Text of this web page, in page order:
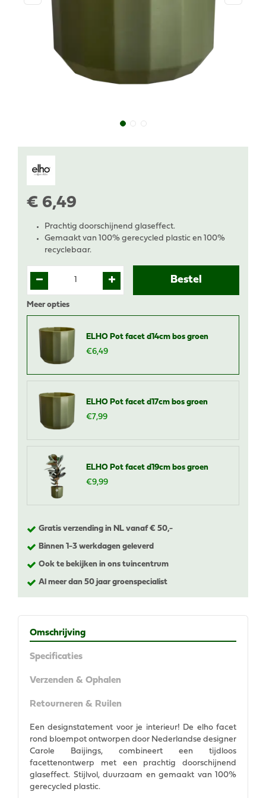
€ 6,49
Prachtig doorschijnend glaseffect.
Gemaakt van 100% gerecycled plastic en 100%
recyclebaar.
Meer opties
ELHO Pot facet d14cm bos groen
€6,49
ELHO Pot facet d17cm bos groen
€7,99
ELHO Pot facet d19cm bos groen
€9,99
Gratis verzending in NL vanaf € 50,-
Binnen 1-3 werkdagen geleverd
Ook te bekijken in ons tuincentrum
Al meer dan 50 jaar groenspecialist
Omschrijving
Specificaties
Verzenden & Ophalen
Retourneren & Ruilen
Een designstatement voor je interieur! De elho facet
rond bloempot ontworpen door Nederlandse designer
Carole Baijings, combineert een tijdloos
facettenontwerp met een prachtig doorschijnend
glaseffect. Stijlvol, duurzaam en gemaakt van 100%
gerecycled plastic.